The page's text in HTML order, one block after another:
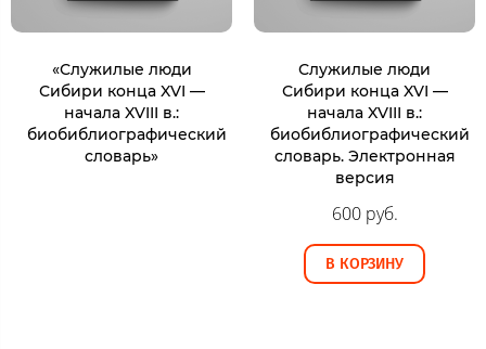
«Служилые люди
Сибири конца XVI —
начала XVIII в.:
биобиблиографический
словарь»
Служилые люди
Сибири конца XVI —
начала XVIII в.:
биобиблиографический
словарь. Электронная
версия
600 руб.
В КОРЗИНУ